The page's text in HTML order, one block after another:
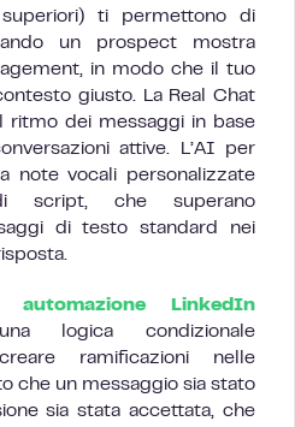
ti permettono di
un prospect mostra
in modo che il tuo
giusto. La Real Chat
ritmo dei messaggi in base
attive. L’AI per
note vocali personalizzate
che superano
di testo standard nei
LinkedIn
logica condizionale
ramificazioni nelle
che un messaggio sia stato
sia stata accettata, che